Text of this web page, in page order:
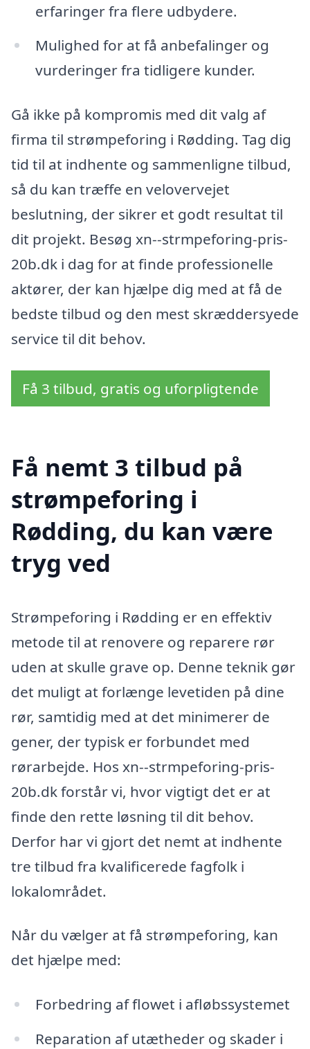
erfaringer fra flere udbydere.
Mulighed for at få anbefalinger og
vurderinger fra tidligere kunder.
Gå ikke på kompromis med dit valg af
firma til strømpeforing i Rødding. Tag dig
tid til at indhente og sammenligne tilbud,
så du kan træffe en velovervejet
beslutning, der sikrer et godt resultat til
dit projekt. Besøg xn--strmpeforing-pris-
20b.dk i dag for at finde professionelle
aktører, der kan hjælpe dig med at få de
bedste tilbud og den mest skræddersyede
service til dit behov.
Få 3 tilbud, gratis og uforpligtende
Få nemt 3 tilbud på
strømpeforing i
Rødding, du kan være
tryg ved
Strømpeforing i Rødding er en effektiv
metode til at renovere og reparere rør
uden at skulle grave op. Denne teknik gør
det muligt at forlænge levetiden på dine
rør, samtidig med at det minimerer de
gener, der typisk er forbundet med
rørarbejde. Hos xn--strmpeforing-pris-
20b.dk forstår vi, hvor vigtigt det er at
finde den rette løsning til dit behov.
Derfor har vi gjort det nemt at indhente
tre tilbud fra kvalificerede fagfolk i
lokalområdet.
Når du vælger at få strømpeforing, kan
det hjælpe med:
Forbedring af flowet i afløbssystemet
Reparation af utætheder og skader i